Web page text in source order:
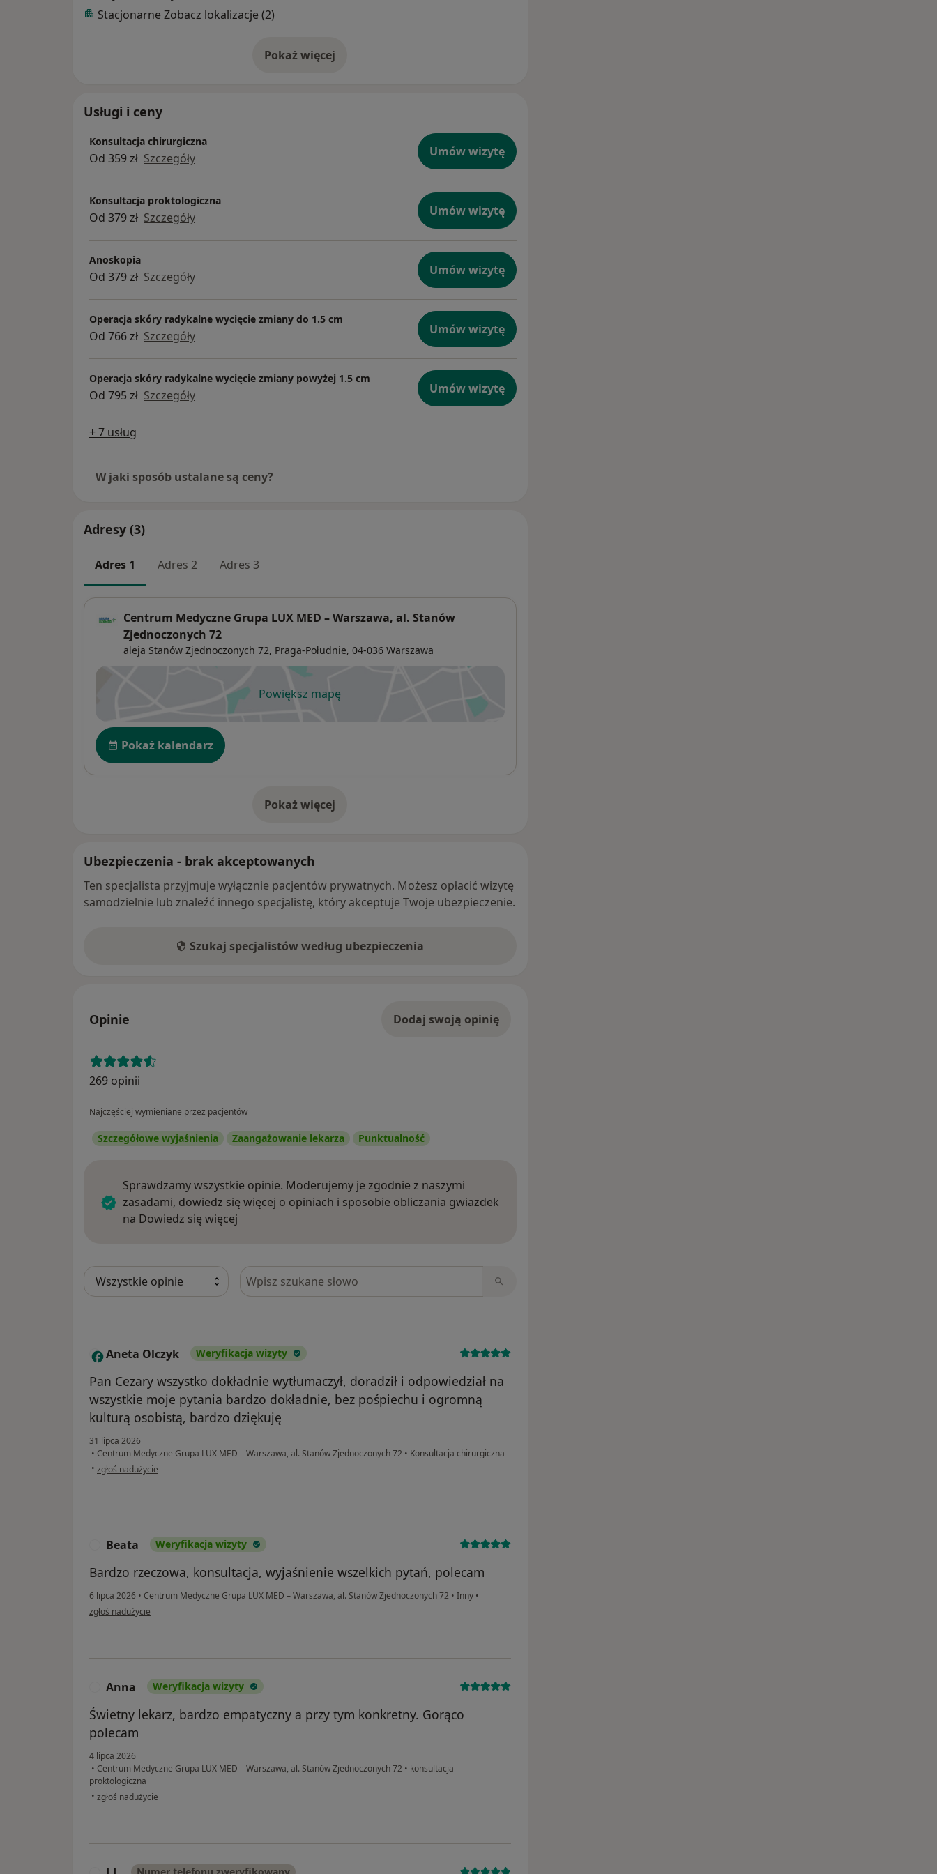
Stacjonarne Zobacz lokalizacje (2)
Pokaż więcejo doświadczeniu
Usługi i ceny
Konsultacja chirurgiczna
Od 359 zł Szczegóły Umów wizytę
Konsultacja proktologiczna
Od 379 zł Szczegóły Umów wizytę
Anoskopia
Od 379 zł Szczegóły Umów wizytę
Operacja skóry radykalne wycięcie zmiany do 1.5 cm
Od 766 zł Szczegóły Umów wizytę
Operacja skóry radykalne wycięcie zmiany powyżej 1.5 cm
Od 795 zł Szczegóły Umów wizytę
+ 7 usług
W jaki sposób ustalane są ceny?
Adresy (3)
Adres 1 Adres 2 Adres 3
Centrum Medyczne Grupa LUX MED – Warszawa, al. Stanów
Zjednoczonych 72
aleja Stanów Zjednoczonych 72, Praga-Południe, 04-036 Warszawa
Powiększ mapęotwiera się w nowej karcie
Dostępność
Pokaż kalendarz
Pokaż więcej
o adresie
Ubezpieczenia - brak akceptowanych
Ten specjalista przyjmuje wyłącznie pacjentów prywatnych. Możesz opłacić wizytę
samodzielnie lub znaleźć innego specjalistę, który akceptuje Twoje ubezpieczenie.
Szukaj specjalistów według ubezpieczenia
Opinie Dodaj swoją opinię
269 opinii
Najczęściej wymieniane przez pacjentów
Szczegółowe wyjaśnienia Zaangażowanie lekarza Punktualność
Sprawdzamy wszystkie opinie. Moderujemy je zgodnie z naszymi
zasadami, dowiedz się więcej o opiniach i sposobie obliczania gwiazdek
na Dowiedz się więcej
Szukaj w opiniach
A Aneta Olczyk Weryfikacja wizyty
Pan Cezary wszystko dokładnie wytłumaczył, doradził i odpowiedział na
wszystkie moje pytania bardzo dokładnie, bez pośpiechu i ogromną
kulturą osobistą, bardzo dziękuję
31 lipca 2026
• Centrum Medyczne Grupa LUX MED – Warszawa, al. Stanów Zjednoczonych 72 • Konsultacja chirurgiczna
• w opinii użytkownika Aneta Olczyk
zgłoś nadużycie
Beata Weryfikacja wizyty
Bardzo rzeczowa, konsultacja, wyjaśnienie wszelkich pytań, polecam
6 lipca 2026 • Centrum Medyczne Grupa LUX MED – Warszawa, al. Stanów Zjednoczonych 72 • Inny •
w opinii użytkownika Beata
zgłoś nadużycie
Anna Weryfikacja wizyty
Świetny lekarz, bardzo empatyczny a przy tym konkretny. Gorąco
polecam
4 lipca 2026
• Centrum Medyczne Grupa LUX MED – Warszawa, al. Stanów Zjednoczonych 72 • konsultacja
proktologiczna
• w opinii użytkownika Anna
zgłoś nadużycie